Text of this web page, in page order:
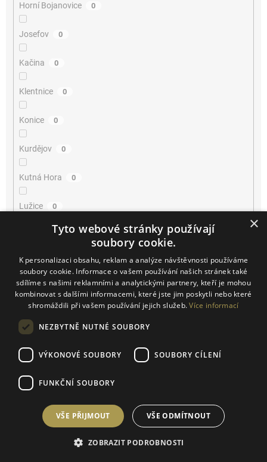
Horní Bojanovice 0
Josefov 0
Kačina 0
Klentnice 0
Konice 0
Kurdějov 0
Kutná Hora 0
Lužice 0
0
Mikulov 0
Miroslav 0
Němčičky
Novosedly
Novosedly na Moravě 0
Olbrahomice 0
×
Tyto webové stránky používají
soubory cookie.
K personalizaci obsahu, reklam a analýze návštěvnosti používáme
soubory cookie. Informace o vašem používání našich stránek také
sdílíme s našimi reklamními a analytickými partnery, kteří je mohou
kombinovat s dalšími informacemi, které jste jim poskytli nebo které
shromáždili při vašem používání jejich služeb.Více informací
NEZBYTNĚ NUTNÉ SOUBORY
VÝKONOVÉ SOUBORY SOUBORY CÍLENÍ
FUNKČNÍ SOUBORY
VŠE PŘIJMOUT VŠE ODMÍTNOUT
ZOBRAZIT PODROBNOSTI